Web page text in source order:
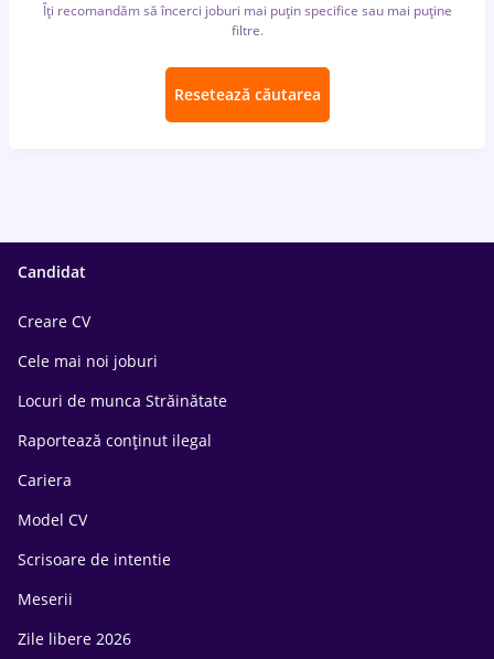
Îți recomandăm să încerci joburi mai puțin specifice sau mai puține
filtre.
Resetează căutarea
Candidat
Creare CV
Cele mai noi joburi
Locuri de munca Străinătate
Raportează conținut ilegal
Cariera
Model CV
Scrisoare de intentie
Meserii
Zile libere 2026